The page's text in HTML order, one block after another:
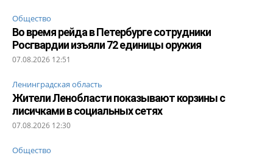
Общество
Во время рейда в Петербурге сотрудники
Росгвардии изъяли 72 единицы оружия
07.08.2026 12:51
Ленинградская область
Жители Ленобласти показывают корзины с
лисичками в социальных сетях
07.08.2026 12:30
Общество